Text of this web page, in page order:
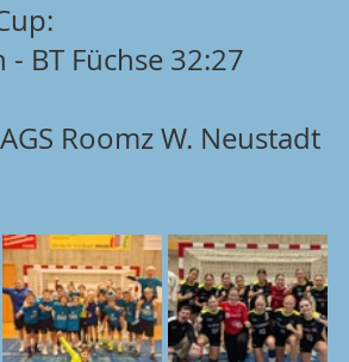
BT Füchse 32:27
Roomz W. Neustadt